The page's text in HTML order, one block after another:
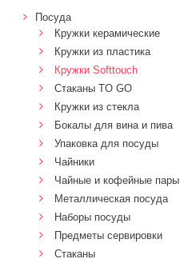
Посуда
Кружки керамические
Кружки из пластика
Кружки Softtouch
Стаканы TO GO
Кружки из стекла
Бокалы для вина и пива
Упаковка для посуды
Чайники
Чайные и кофейные пары
Металлическая посуда
Наборы посуды
Предметы сервировки
Стаканы